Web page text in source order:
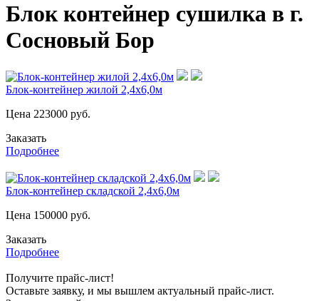
Блок контейнер сушилка в г.
Сосновый Бор
Блок-контейнер жилой 2,4х6,0м
Цена 223000 руб.
Заказать
Подробнее
Блок-контейнер складской 2,4х6,0м
Цена 150000 руб.
Заказать
Подробнее
Получите прайс-лист!
Оставьте заявку, и мы вышлем актуальный прайс-лист.